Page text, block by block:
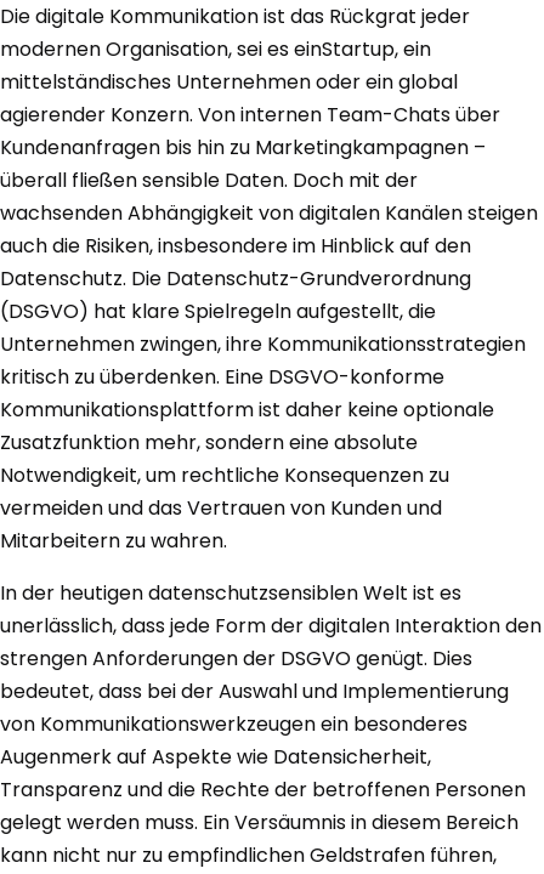
Die digitale Kommunikation ist das Rückgrat jeder
modernen Organisation, sei es einStartup, ein
mittelständisches Unternehmen oder ein global
agierender Konzern. Von internen Team-Chats über
Kundenanfragen bis hin zu Marketingkampagnen –
überall fließen sensible Daten. Doch mit der
wachsenden Abhängigkeit von digitalen Kanälen steigen
auch die Risiken, insbesondere im Hinblick auf den
Datenschutz. Die Datenschutz-Grundverordnung
(DSGVO) hat klare Spielregeln aufgestellt, die
Unternehmen zwingen, ihre Kommunikationsstrategien
kritisch zu überdenken. Eine DSGVO-konforme
Kommunikationsplattform ist daher keine optionale
Zusatzfunktion mehr, sondern eine absolute
Notwendigkeit, um rechtliche Konsequenzen zu
vermeiden und das Vertrauen von Kunden und
Mitarbeitern zu wahren.
In der heutigen datenschutzsensiblen Welt ist es
unerlässlich, dass jede Form der digitalen Interaktion den
strengen Anforderungen der DSGVO genügt. Dies
bedeutet, dass bei der Auswahl und Implementierung
von Kommunikationswerkzeugen ein besonderes
Augenmerk auf Aspekte wie Datensicherheit,
Transparenz und die Rechte der betroffenen Personen
gelegt werden muss. Ein Versäumnis in diesem Bereich
kann nicht nur zu empfindlichen Geldstrafen führen,